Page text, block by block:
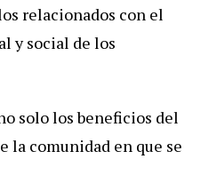
relacionados con el
y social de los
solo los beneficios del
la comunidad en que se